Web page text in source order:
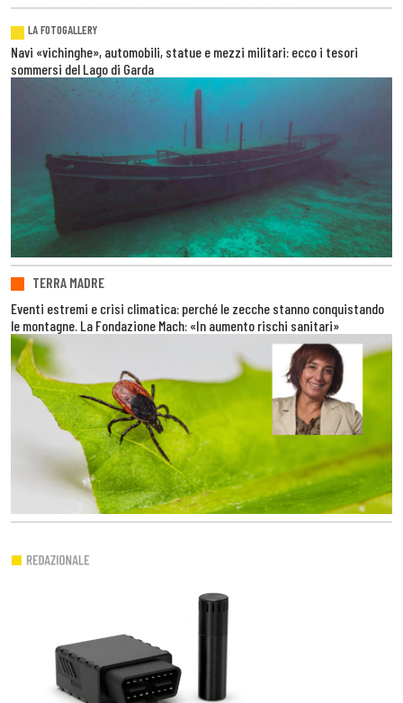
LA FOTOGALLERY
Navi «vichinghe», automobili, statue e mezzi militari: ecco i tesori
sommersi del Lago di Garda
TERRA MADRE
Eventi estremi e crisi climatica: perché le zecche stanno conquistando
le montagne. La Fondazione Mach: «In aumento rischi sanitari»